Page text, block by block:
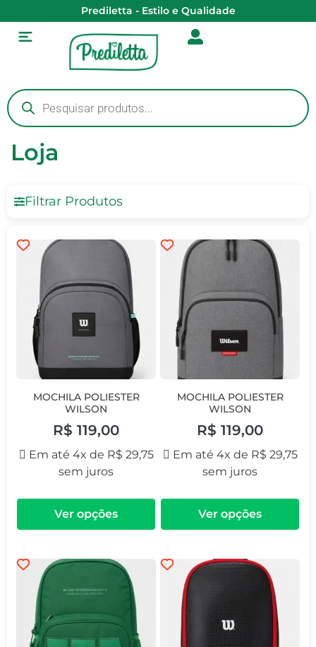
Prediletta - Estilo e Qualidade
Loja
Filtrar Produtos
MOCHILA POLIESTER
WILSON
R$ 119,00
Em até 4x de R$ 29,75
sem juros
Ver opções
MOCHILA POLIESTER
WILSON
R$ 119,00
Em até 4x de R$ 29,75
sem juros
Ver opções